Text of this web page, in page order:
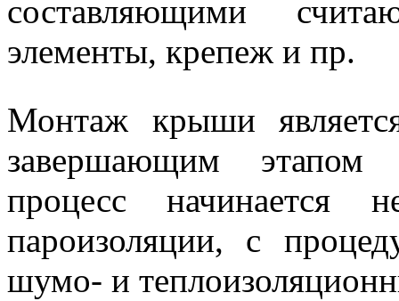
составляющими
элементы, крепеж и пр.
Монтаж крыши
завершающим этапом
процесс начинается
пароизоляции, с
шумо- и